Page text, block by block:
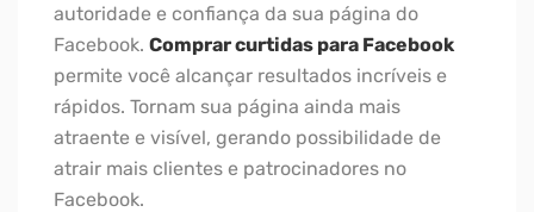
autoridade e confiança da sua página do
Facebook. Comprar curtidas para Facebook
permite você alcançar resultados incríveis e
rápidos. Tornam sua página ainda mais
atraente e visível, gerando possibilidade de
atrair mais clientes e patrocinadores no
Facebook.